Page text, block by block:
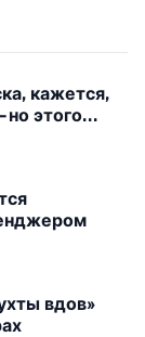
кажется,
но этого
вдов»